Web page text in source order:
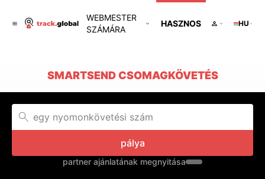
WEBMESTER
SZÁMÁRA
HASZNOS HU
SMARTSEND CSOMAGKÖVETÉS
pálya
partner ajánlatának megnyitása